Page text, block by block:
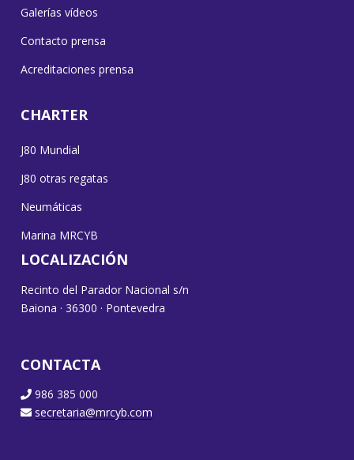
Galerías vídeos
Contacto prensa
Acreditaciones prensa
CHARTER
J80 Mundial
J80 otras regatas
Neumáticas
Marina MRCYB
LOCALIZACIÓN
Recinto del Parador Nacional s/n
Baiona · 36300 · Pontevedra
CONTACTA
986 385 000
secretaria@mrcyb.com